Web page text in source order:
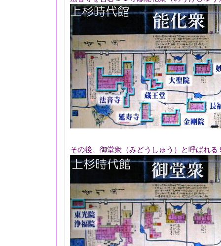
その後、御堂衆（みどうしゅう）と呼ばれ